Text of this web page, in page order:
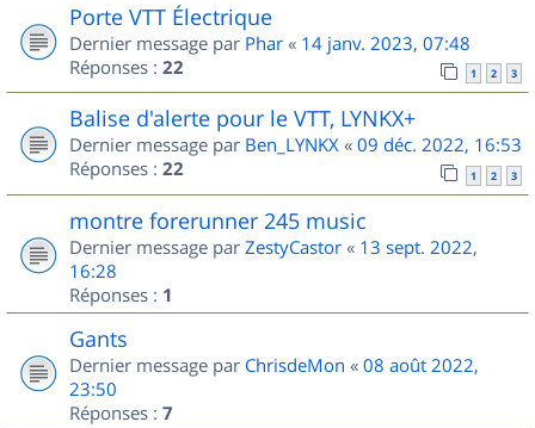
Porte VTT Électrique
Dernier message par Phar « 14 janv. 2023, 07:48
Réponses : 22 1 2 3
Balise d'alerte pour le VTT, LYNKX+
Dernier message par Ben_LYNKX « 09 déc. 2022, 16:53
Réponses : 22 1 2 3
montre forerunner 245 music
Dernier message par ZestyCastor « 13 sept. 2022,
16:28
Réponses : 1
Gants
Dernier message par ChrisdeMon « 08 août 2022,
23:50
Réponses : 7